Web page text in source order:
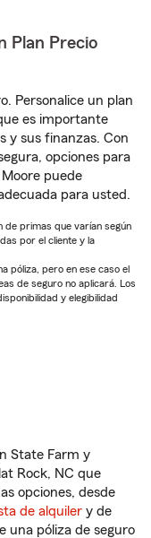
Plan Precio
Personalice un plan
es importante
y sus finanzas. Con
opciones para
puede
para usted.
de primas que varían según
por el cliente y la
póliza, pero en ese caso el
de seguro no aplicará. Los
y elegibilidad
State Farm y
Rock, NC que
opciones, desde
de alquiler y de
una póliza de seguro